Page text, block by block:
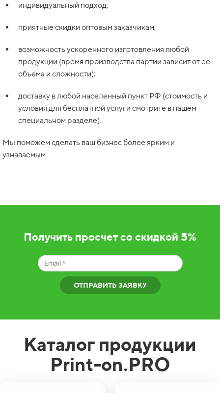
индивидуальный подход;
приятные скидки оптовым заказчикам;
возможность ускоренного изготовления любой
продукции (время производства партии зависит от её
объема и сложности);
доставку в любой населенный пункт РФ (стоимость и
условия для бесплатной услуги смотрите в нашем
специальном разделе).
Мы поможем сделать ваш бизнес более ярким и
узнаваемым.
Получить просчет со скидкой 5%
ОТПРАВИТЬ ЗАЯВКУ
Каталог продукции
Print-on.PRO